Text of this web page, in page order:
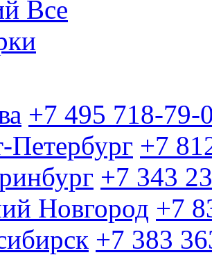
+7 495 718-79-
Петербург +7
+7 343
Новгород +7
+7 383